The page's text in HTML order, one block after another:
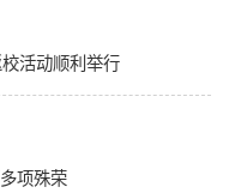
活动顺利举行
项殊荣